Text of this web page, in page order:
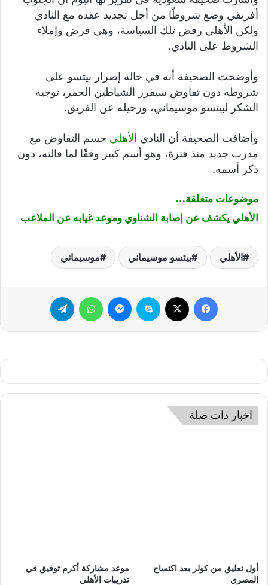
أفريقي وضع شروطًا من أجل تجديد عقده مع النادي
ولكن الأهلي رفض تلك السياسة، وهي فرض وإملاء
الشروط على النادي.
وأوضحت الصحيفة أنه في حالة إصرار بيتسو على
شروطه دون تفاوض سيقرر الشياطين الحمر، توجيه
الشكر لبيتسو موسيماني، ورحيله عن الفريق.
وأضافت الصحيفة أن النادي الأهلي حسم التفاوض مع
مدرب جديد منذ فترة، وهو أسم كبير وفقًا لما قالته، دون
ذكر أسمه.
موضوعات متعلقة…
الأهلي يكشف عن إصابة الشناوي وموعد غيابه عن الملاعب
الأهلي بيتسو موسيماني موسيماني
فيسبوك سكايب ماسنجر واتساب
اخبار ذات صلة
أول تعليق من كولر بعد اكتساح
المصري
موعد مشاركة أكرم توفيق في
تدريبات الأهلي